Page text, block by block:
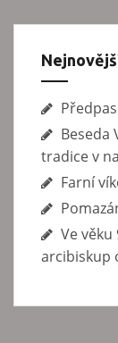
v
Beseda
tradice v
Farní
Ve věku
arcibiskup